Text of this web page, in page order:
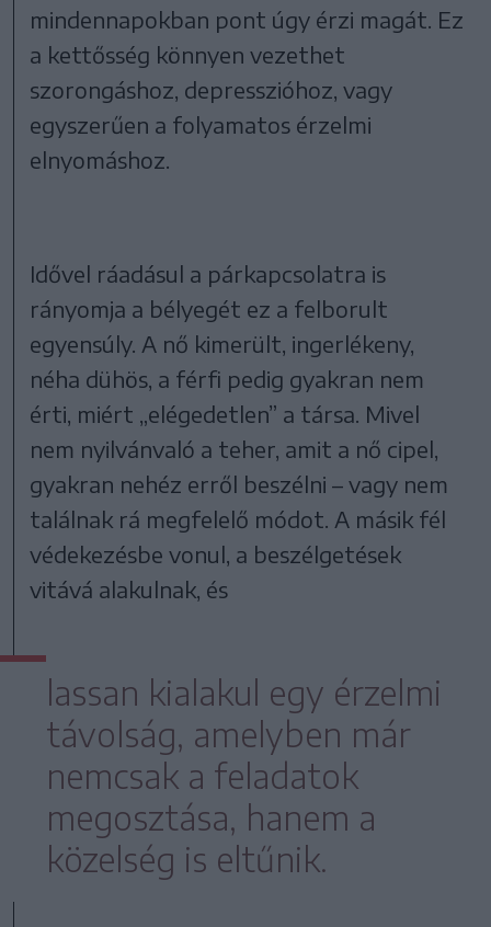
mindennapokban pont úgy érzi magát. Ez
a kettősség könnyen vezethet
szorongáshoz, depresszióhoz, vagy
egyszerűen a folyamatos érzelmi
elnyomáshoz.
Idővel ráadásul a párkapcsolatra is
rányomja a bélyegét ez a felborult
egyensúly. A nő kimerült, ingerlékeny,
néha dühös, a férfi pedig gyakran nem
érti, miért „elégedetlen” a társa. Mivel
nem nyilvánvaló a teher, amit a nő cipel,
gyakran nehéz erről beszélni – vagy nem
találnak rá megfelelő módot. A másik fél
védekezésbe vonul, a beszélgetések
vitává alakulnak, és
lassan kialakul egy érzelmi
távolság, amelyben már
nemcsak a feladatok
megosztása, hanem a
közelség is eltűnik.